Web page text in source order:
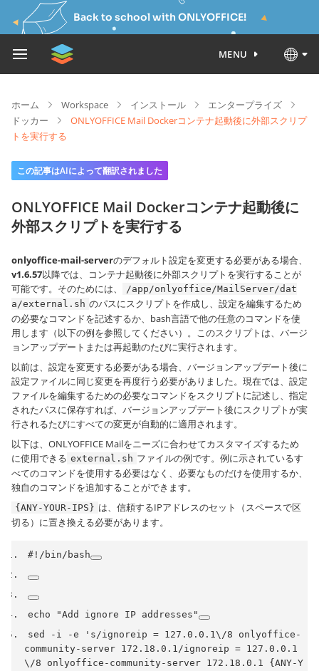
Back to school with ONLYOFFICE!
MENU
ホーム Workspace インストール
エンタープライズ
ドッカー
ONLYOFFICE Mail Dockerコンテナ起動後に外部スクリプ
トを実行する
この記事はAIによって翻訳されました
ONLYOFFICE Mail Dockerコンテナ起動後に
外部スクリプトを実行する
onlyoffice-mail-serverのデフォルト設定を変更する必要がある場合、
v1.6.57以降では、コンテナ起動後に外部スクリプトを実行することが
可能です。そのためには、
/app/onlyoffice/MailServer/dat
a/external.sh のパスにスクリプトを作成し、設定を編集するため
の必要なコマンドを記述するか、bash言語で他の任意のコマンドを使
用します（以下の例を参照してください）。このスクリプトは、バージ
ョンアップデートまたは再起動のたびに実行されます。
以前は、設定を変更する必要がある場合、バージョンアップデート後に
設定ファイルに同じ変更を再度行う必要がありました。現在では、設定
ファイルを編集するための必要なコマンドをスクリプトに記述し、指定
されたパスに保存すれば、バージョンアップデート後にスクリプトが実
行されるたびにすべての変更が自動的に適用されます。
以下は、ONLYOFFICE Mailをニーズに合わせてカスタマイズするため
に使用できる external.sh ファイルの例です。例に示されているす
べてのコマンドを使用する必要はなく、必要なものだけを使用するか、
独自のコマンドを追加することができます。
{ANY-YOUR-IPS} は、信頼するIPアドレスのセット（スペースで区
切る）に置き換える必要があります。
#!/bin/bash
echo
"Add ignore IP addresses"
sed
- i -e
's/ignoreip = 127.0.0.1\/8 onlyoffice-
community-server 172.18.0.1/ignoreip = 127.0.0.1
\/8 onlyoffice-community-server 172.18.0.1 {ANY-Y